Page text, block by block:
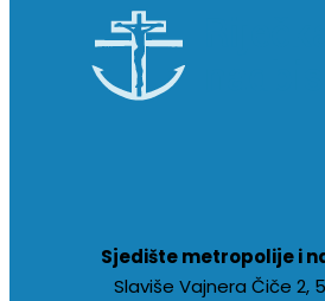
Sjedište metropolije i
Slaviše Vajnera Čiče 2,